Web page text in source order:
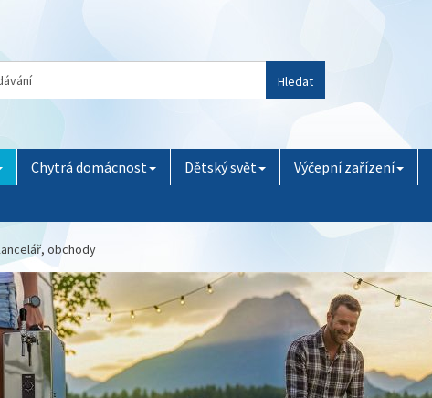
Hledat
Chytrá domácnost Dětský svět Výčepní zařízení
obchody